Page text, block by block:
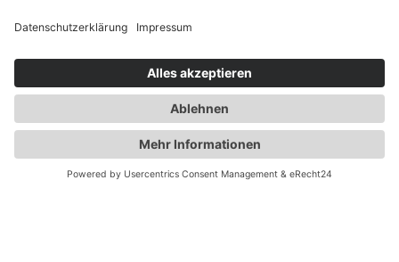
Die Abnehmspritze und ihre Nebenwirkungen
Mit Ozempic mühelos zum Wunschgewicht? Lieber nicht